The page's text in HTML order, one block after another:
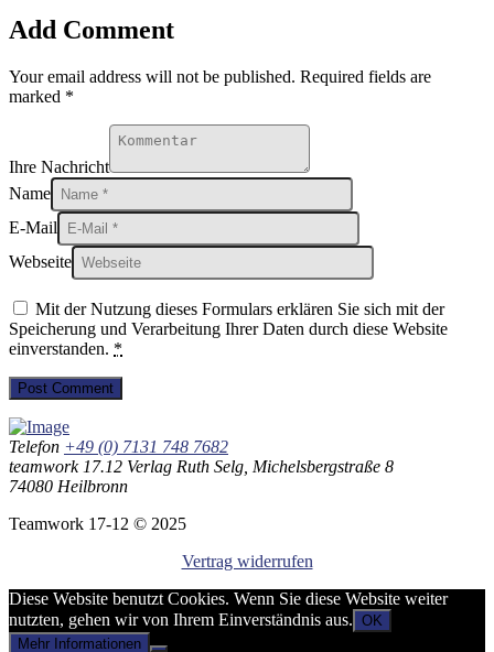
Add Comment
Your email address will not be published. Required fields are
marked *
Ihre Nachricht
Name
E-Mail
Webseite
Mit der Nutzung dieses Formulars erklären Sie sich mit der
Speicherung und Verarbeitung Ihrer Daten durch diese Website
einverstanden. *
Telefon +49 (0) 7131 748 7682
teamwork 17.12 Verlag Ruth Selg, Michelsbergstraße 8
74080 Heilbronn
Teamwork 17-12 © 2025
Vertrag widerrufen
Diese Website benutzt Cookies. Wenn Sie diese Website weiter
nutzten, gehen wir von Ihrem Einverständnis aus. OK
Mehr Informationen